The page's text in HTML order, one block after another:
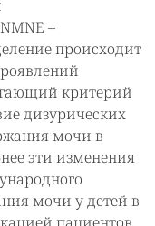
–
происходит
критерий
дизурических
мочи в
эти изменения
мочи у детей в